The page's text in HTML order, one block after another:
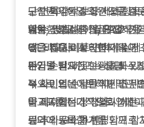
고 면책·감액·보상 제외 항
내암, 경계성종양, 대장제자
목을 별도로 정리합니다.
가입 순서: 비교 → 상담 →
부 확인의 순서를 지키면 위
약 직후에는 청약철회 기한
린더에 등록합니다.
단암 특약이 강화된 상품으
료를 건강검진 적금으로 전
건을 제대로 확인하지 않아
단금을 받지 못한 사례도 있
적으로 업데이트하며 약관
구성원이 동일 조건으로 검
할 수 있습니다. 같은 양식
액 조건을 비교하면 가족 간
주기별 필요한 보장을 빠르
암보험비교사이트 FAQ
Q1.비교사이트 견적이 실제
는?
→ 사이트는 일반적인 조건
를 제시합니다. 청약 시에는
등 추가 요소가 반영되므로
비교표를 정기적으로 업데
료와 의료비 통계를 함께 참